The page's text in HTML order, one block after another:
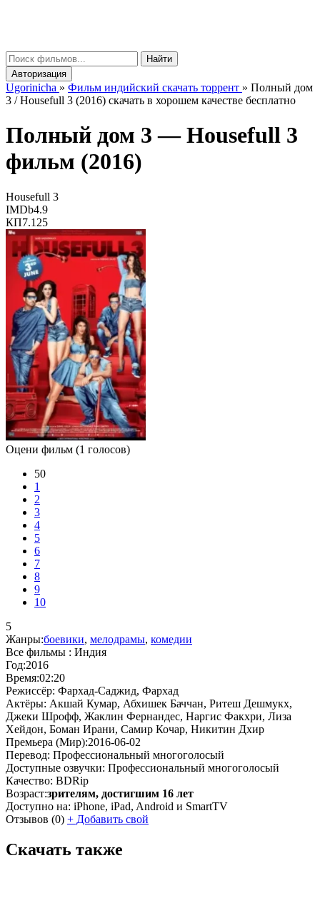
Найти
Авторизация
Ugorinicha » Фильм индийский скачать торрент » Полный дом
3 / Housefull 3 (2016) скачать в хорошем качестве бесплатно
Полный дом 3 —Housefull 3
фильм (2016)
Housefull 3
IMDb4.9
КП7.125
Оцени фильм (1 голосов)
50
1
2
3
4
5
6
7
8
9
10
5
Жанры:боевики, мелодрамы, комедии
Все фильмы : Индия
Год:2016
Время:02:20
Режиссёр: Фархад-Саджид, Фархад
Актёры: Акшай Кумар, Абхишек Баччан, Ритеш Дешмукх,
Джеки Шрофф, Жаклин Фернандес, Наргис Факхри, Лиза
Хейдон, Боман Ирани, Самир Кочар, Никитин Дхир
Премьера (Мир):2016-06-02
Перевод: Профессиональный многоголосый
Доступные озвучки: Профессиональный многоголосый
Качество: BDRip
Возраст:зрителям, достигшим 16 лет
Доступно на: iPhone, iPad, Android и SmartTV
Отзывов (0) + Добавить свой
Скачать также